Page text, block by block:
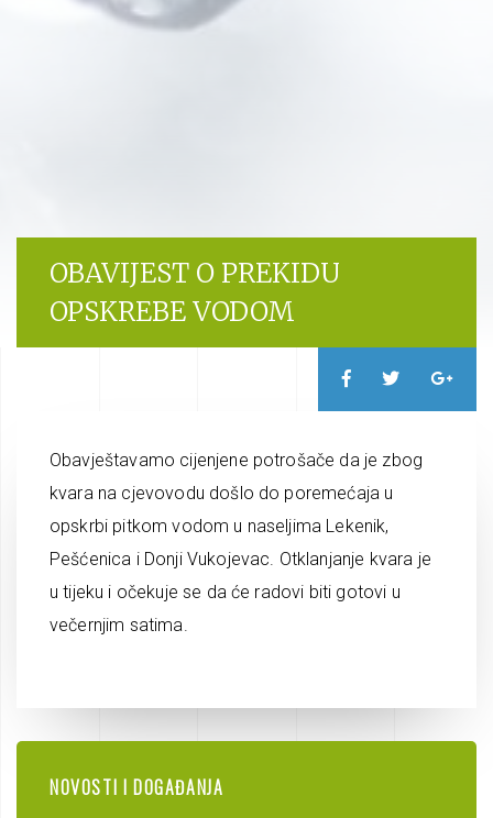
OBAVIJEST O PREKIDU
OPSKREBE VODOM
Obavještavamo cijenjene potrošače da je zbog
kvara na cjevovodu došlo do poremećaja u
opskrbi pitkom vodom u naseljima Lekenik,
Pešćenica i Donji Vukojevac. Otklanjanje kvara je
u tijeku i očekuje se da će radovi biti gotovi u
večernjim satima.
NOVOSTI I DOGAĐANJA